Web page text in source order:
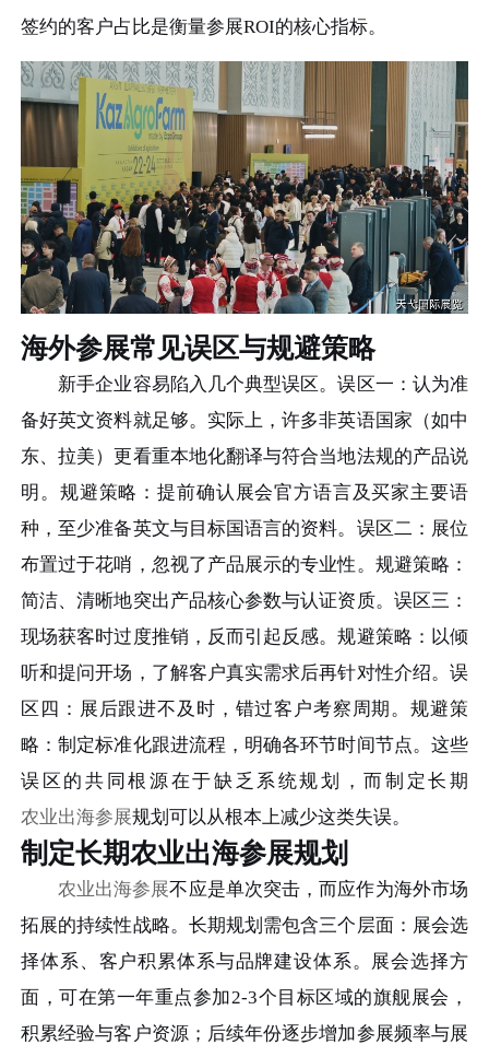
签约的客户占比是衡量参展ROI的核心指标。
海外参展常见误区与规避策略
新手企业容易陷入几个典型误区。误区一：认为准
备好英文资料就足够。实际上，许多非英语国家（如中
东、拉美）更看重本地化翻译与符合当地法规的产品说
明。规避策略：提前确认展会官方语言及买家主要语
种，至少准备英文与目标国语言的资料。误区二：展位
布置过于花哨，忽视了产品展示的专业性。规避策略：
简洁、清晰地突出产品核心参数与认证资质。误区三：
现场获客时过度推销，反而引起反感。规避策略：以倾
听和提问开场，了解客户真实需求后再针对性介绍。误
区四：展后跟进不及时，错过客户考察周期。规避策
略：制定标准化跟进流程，明确各环节时间节点。这些
误区的共同根源在于缺乏系统规划，而制定长期
农业出海参展规划可以从根本上减少这类失误。
制定长期农业出海参展规划
农业出海参展不应是单次突击，而应作为海外市场
拓展的持续性战略。长期规划需包含三个层面：展会选
择体系、客户积累体系与品牌建设体系。展会选择方
面，可在第一年重点参加2-3个目标区域的旗舰展会，
积累经验与客户资源；后续年份逐步增加参展频率与展